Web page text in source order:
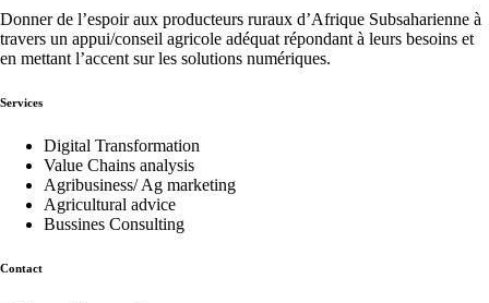
Donner de l’espoir aux producteurs ruraux d’Afrique Subsaharienne à
travers un appui/conseil agricole adéquat répondant à leurs besoins et
en mettant l’accent sur les solutions numériques.
Services
Digital Transformation
Value Chains analysis
Agribusiness/ Ag marketing
Agricultural advice
Bussines Consulting
Contact